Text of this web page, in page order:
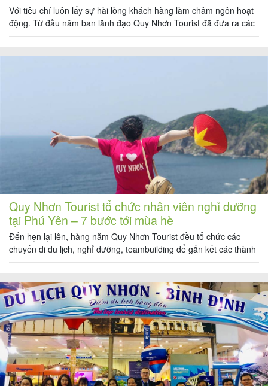
Combo
Lịch
khởi
hành
Tin
du
lịch
Kỳ Co
Với tiêu chí luôn lấy sự hài lòng khách hàng làm châm ngôn hoạt
động. Từ đầu năm ban lãnh đạo Quy Nhơn Tourist đã đưa ra các
tiêu chí và phần thưởng dành cho 3 phòng ban: 1. Phòng kinh
sóc khách […]
Quy Nhơn Tourist tổ chức nhân viên nghỉ dưỡng
tại Phú Yên – 7 bước tới mùa hè
Đến hẹn lại lên, hàng năm Quy Nhơn Tourist đều tổ chức các
chuyến đi du lịch, nghỉ dưỡng, teambuilding để gắn kết các thành
viên công ty cũng như tạo tinh thần thoải mái, sảng khoái trước
nay (20-21/4/2019), team […]